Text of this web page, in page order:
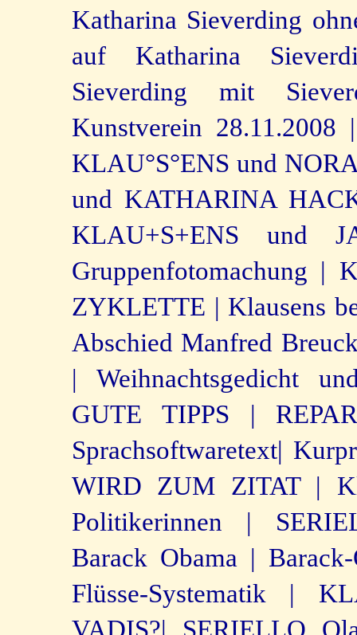
Katharina Sieverding
auf Katharina
Sieverding mit
Kunstverein 28.11.2008 |
KLAU°S°ENS und
und KATHARINA
KLAU+S+ENS und
Gruppenfotomachung |
ZYKLETTE | Klausens
Abschied Manfred
|
Weihnachtsgedicht
GUTE TIPPS |
Sprachsoftwaretext|
WIRD ZUM ZITAT |
Politikerinnen |
Barack Obama |
Flüsse-Systematik |